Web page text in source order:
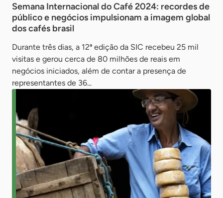
Semana Internacional do Café 2024: recordes de
público e negócios impulsionam a imagem global
dos cafés brasil
Durante três dias, a 12ª edição da SIC recebeu 25 mil
visitas e gerou cerca de 80 milhões de reais em
negócios iniciados, além de contar a presença de
representantes de 36...